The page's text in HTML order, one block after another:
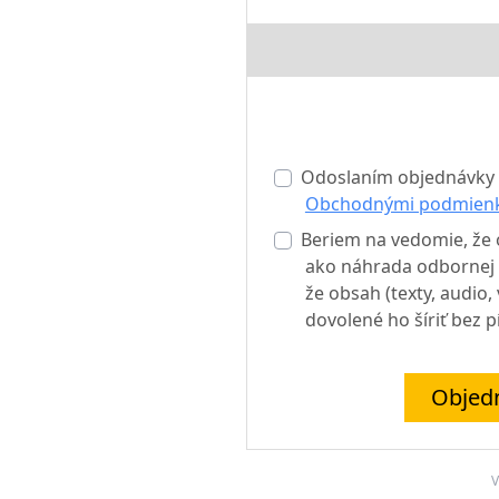
Odoslaním
Obchodnými
Beriem na vedomie,
ako náhrada
že obsah (texty,
dovolené ho šíriť bez